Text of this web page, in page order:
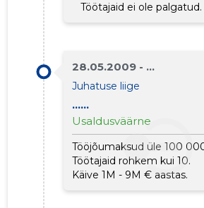
Töötajaid ei ole palgatud.
28.05.2009 - ...
Juhatuse liige
......
Usaldusväärne
Tööjõumaksud üle 100
Töötajaid rohkem kui 10.
Käive 1M - 9M € aastas.